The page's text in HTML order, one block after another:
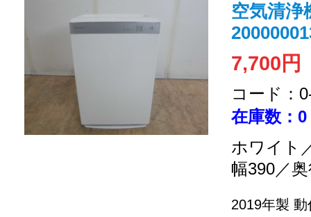
空気清浄
7,700円
コード：
在庫数：0
ホワイト
幅390／
2019年製 動